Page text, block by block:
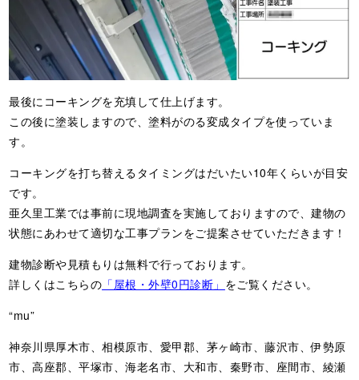
最後にコーキングを充填して仕上げます。
この後に塗装しますので、塗料がのる変成タイプを使っていま
す。
コーキングを打ち替えるタイミングはだいたい10年くらいが目安
です。
亜久里工業では事前に現地調査を実施しておりますので、建物の
状態にあわせて適切な工事プランをご提案させていただきます！
建物診断や見積もりは無料で行っております。
詳しくはこちらの 「屋根・外壁0円診断」 をご覧ください。
“mu”
神奈川県厚木市、相模原市、愛甲郡、茅ヶ崎市、藤沢市、伊勢原
市、高座郡、平塚市、海老名市、大和市、秦野市、座間市、綾瀬